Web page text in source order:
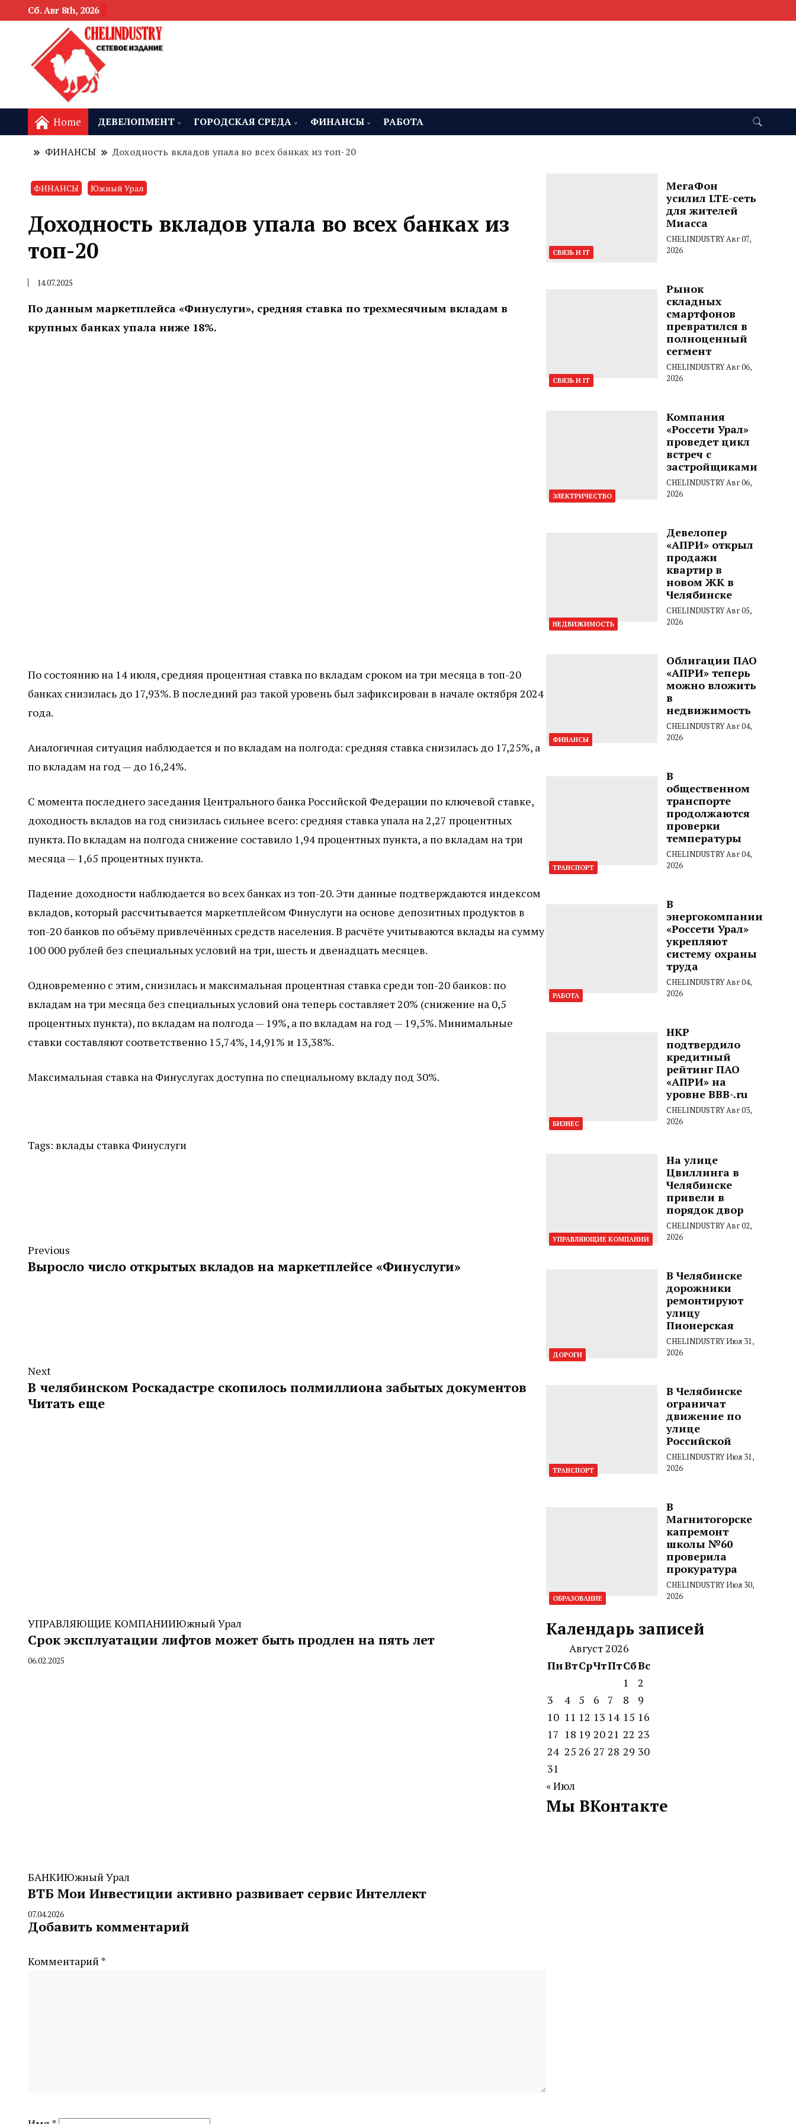
Сб. Авг 8th, 2026
Home ДЕВЕЛОПМЕНТ ГОРОДСКАЯ СРЕДА ФИНАНСЫ РАБОТА
ФИНАНСЫ Доходность вкладов упала во всех банках из топ-20
ФИНАНСЫ Южный Урал
Доходность вкладов упала во всех банках из
топ-20
14.07.2025
По данным маркетплейса «Финуслуги», средняя ставка по трехмесячным вкладам в
крупных банках упала ниже 18%.
По состоянию на 14 июля, средняя процентная ставка по вкладам сроком на три месяца в топ-20
банках снизилась до 17,93%. В последний раз такой уровень был зафиксирован в начале октября 2024
года.
Аналогичная ситуация наблюдается и по вкладам на полгода: средняя ставка снизилась до 17,25%, а
по вкладам на год — до 16,24%.
С момента последнего заседания Центрального банка Российской Федерации по ключевой ставке,
доходность вкладов на год снизилась сильнее всего: средняя ставка упала на 2,27 процентных
пункта. По вкладам на полгода снижение составило 1,94 процентных пункта, а по вкладам на три
месяца — 1,65 процентных пункта.
Падение доходности наблюдается во всех банках из топ-20. Эти данные подтверждаются индексом
вкладов, который рассчитывается маркетплейсом Финуслуги на основе депозитных продуктов в
топ-20 банков по объёму привлечённых средств населения. В расчёте учитываются вклады на сумму
100 000 рублей без специальных условий на три, шесть и двенадцать месяцев.
Одновременно с этим, снизилась и максимальная процентная ставка среди топ-20 банков: по
вкладам на три месяца без специальных условий она теперь составляет 20% (снижение на 0,5
процентных пункта), по вкладам на полгода — 19%, а по вкладам на год — 19,5%. Минимальные
ставки составляют соответственно 15,74%, 14,91% и 13,38%.
Максимальная ставка на Финуслугах доступна по специальному вкладу под 30%.
Tags: вклады ставка Финуслуги
Previous
Выросло число открытых вкладов на маркетплейсе «Финуслуги»
Next
В челябинском Роскадастре скопилось полмиллиона забытых документов
Читать еще
УПРАВЛЯЮЩИЕ КОМПАНИИЮжный Урал
Срок эксплуатации лифтов может быть продлен на пять лет
By
06.02.2025
БАНКИЮжный Урал
ВТБ Мои Инвестиции активно развивает сервис Интеллект
By
CHELINDUSTRY
07.04.2026
Добавить комментарий
Комментарий *
СВЯЗЬ И IT
МегаФон
усилил LTE-сеть
для жителей
Миасса
CHELINDUSTRYАвг 07,
2026
СВЯЗЬ И IT
Рынок
складных
смартфонов
превратился в
полноценный
сегмент
CHELINDUSTRYАвг 06,
2026
ЭЛЕКТРИЧЕСТВО
Компания
«Россети Урал»
проведет цикл
встреч с
застройщиками
CHELINDUSTRYАвг 06,
2026
НЕДВИЖИМОСТЬ
Девелопер
«АПРИ» открыл
продажи
квартир в
новом ЖК в
Челябинске
CHELINDUSTRYАвг 05,
2026
ФИНАНСЫ
Облигации ПАО
«АПРИ» теперь
можно вложить
в
недвижимость
CHELINDUSTRYАвг 04,
2026
ТРАНСПОРТ
В
общественном
транспорте
продолжаются
проверки
температуры
CHELINDUSTRYАвг 04,
2026
РАБОТА
В
энергокомпании
«Россети Урал»
укрепляют
систему охраны
труда
CHELINDUSTRYАвг 04,
2026
БИЗНЕС
НКР
подтвердило
кредитный
рейтинг ПАО
«АПРИ» на
уровне BBB-.ru
CHELINDUSTRYАвг 03,
2026
УПРАВЛЯЮЩИЕ КОМПАНИИ
На улице
Цвиллинга в
Челябинске
привели в
порядок двор
CHELINDUSTRYАвг 02,
2026
ДОРОГИ
В Челябинске
дорожники
ремонтируют
улицу
Пионерская
CHELINDUSTRYИюл 31,
2026
ТРАНСПОРТ
В Челябинске
ограничат
движение по
улице
Российской
CHELINDUSTRYИюл 31,
2026
ОБРАЗОВАНИЕ
В
Магнитогорске
капремонт
школы №60
проверила
прокуратура
CHELINDUSTRYИюл 30,
2026
Календарь записей
Август 2026
ПнВтСрЧтПтСбВс
1
2
3
4 5 6 7 8
9
10 11 12 13 14 15 16
17 18 19 2021 22 23
24 25 26 27 28 29 30
31
« Июл
Мы ВКонтакте